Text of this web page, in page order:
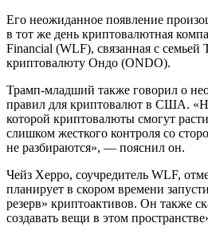
Его неожиданное появление
в тот же день криптовалютная
Financial (WLF), связанная с семьей
криптовалюту Ондо (ONDO).
Трамп-младший также говорил о
правил для криптовалют в США.
которой криптовалюты смогут
слишком жесткого контроля со
не разбираются», — пояснил он.
Чейз Херро, соучредитель WLF,
планирует в скором времени
резерв» криптоактивов. Он также
создавать вещи в этом